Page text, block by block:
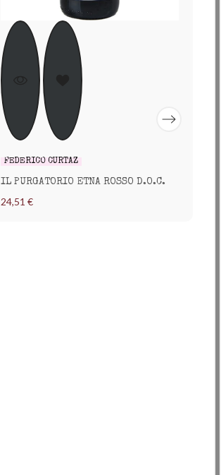
FEDERICO CURTAZ
IL PURGATORIO ETNA ROSSO D.O.C.
24,51 €